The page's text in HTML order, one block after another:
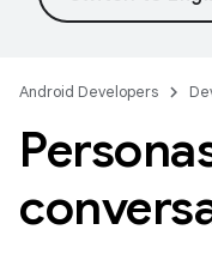
Android Developers